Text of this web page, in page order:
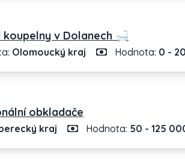
v Dolanech 🛁
Olomoucký kraj Hodnota: 0 -
obkladače
kraj Hodnota: 50 - 125